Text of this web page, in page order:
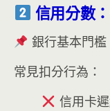
信用分數
銀行基本門檻
常見扣分行為：
信用卡